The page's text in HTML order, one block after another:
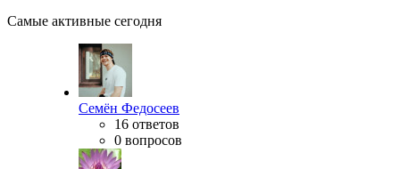
Самые активные сегодня
Семён Федосеев
16 ответов
0 вопросов